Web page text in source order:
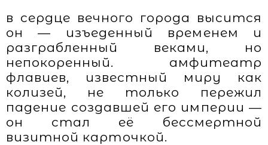
в сердце вечного города высится
он — изъеденный временем и
разграбленный веками, но
непокоренный. амфитеатр
флавиев, известный миру как
колизей, не только пережил
падение создавшей его империи —
он стал её бессмертной
визитной карточкой.